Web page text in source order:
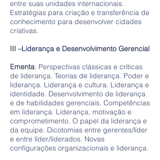
entre suas unidades internacionais.
Estratégias para criação e transferência de
conhecimento para desenvolver cidades
criativas.
III –Liderança e Desenvolvimento Gerencial
Ementa: Perspectivas clássicas e críticas
de liderança. Teorias de liderança. Poder e
liderança. Liderança e cultura. Liderança e
identidade. Desenvolvimento de liderança
e de habilidades gerenciais. Competências
em liderança. Liderança, motivação e
comprometimento. O papel da liderança e
da equipe. Dicotomias entre gerentes/líder
e entre líder/liderados. Novas
configurações organizacionais e liderança.